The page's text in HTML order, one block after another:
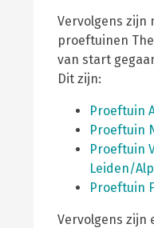
Vervolgens zijn
proeftuinen
van start
Dit zijn:
Proeftuin
Proeftuin
Proeftuin
Leiden/
Proeftuin
Vervolgens zijn